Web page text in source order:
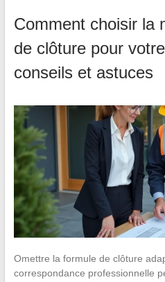
Comment choisir la
de clôture pour
conseils et astuces
Omettre la formule de clôture
correspondance professionnelle